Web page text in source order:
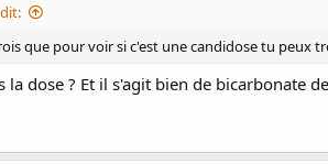
que pour voir si c'est une candidose tu peux
la dose ? Et il s'agit bien de bicarbonate